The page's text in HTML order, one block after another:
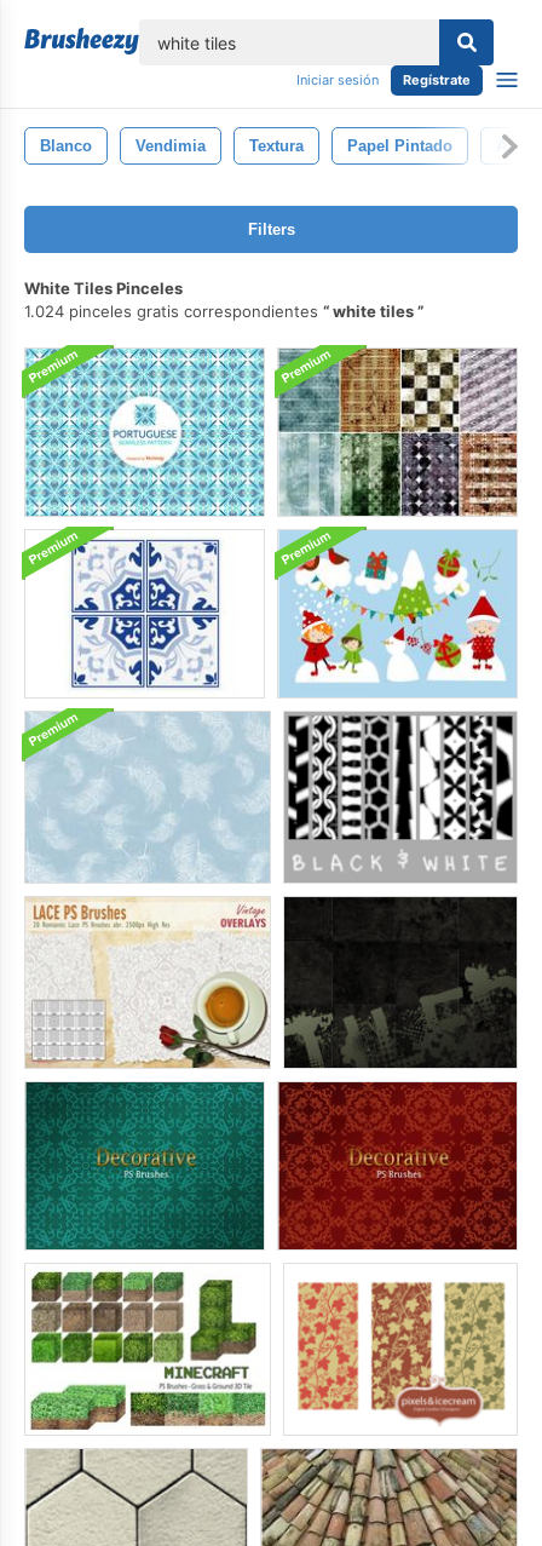
Iniciar sesión Regístrate
Blanco Vendimia Textura Papel Pintado
Filters
White Tiles Pinceles
1.024 pinceles gratis correspondientes
white tiles